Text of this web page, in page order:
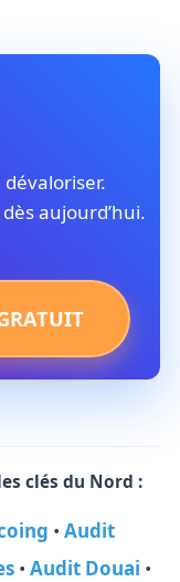
aujourd’hui.
clés du Nord :
• Audit
• Audit Douai •